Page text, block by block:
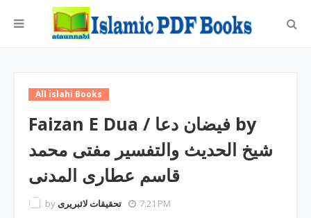
All islahi Books
Faizan E Dua / فیضان دعا by
شیخ الحدیث والتفسیر مفتی محمد
قاسم عطاری المدنی
by تحقیقات لائبریری 7:21 PM